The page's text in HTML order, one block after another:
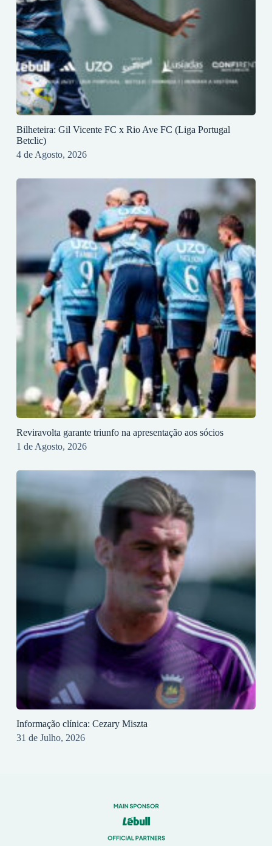
Bilheteira: Gil Vicente FC x Rio Ave FC (Liga Portugal
Betclic)
4 de Agosto, 2026
Reviravolta garante triunfo na apresentação aos sócios
1 de Agosto, 2026
Informação clínica: Cezary Miszta
31 de Julho, 2026